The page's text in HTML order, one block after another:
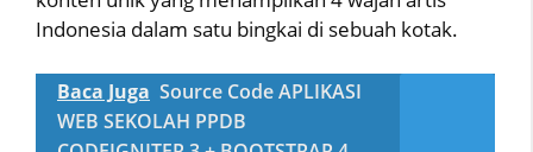
Indonesia dalam satu bingkai di sebuah kotak.
Baca Juga Source Code APLIKASI
WEB SEKOLAH PPDB